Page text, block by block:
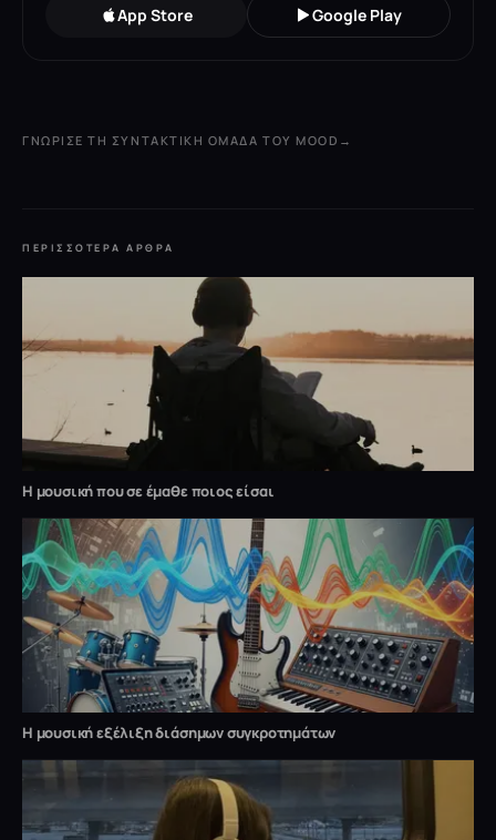
App Store Google Play
ΓΝΏΡΙΣΕ ΤΗ ΣΥΝΤΑΚΤΙΚΉ ΟΜΆΔΑ ΤΟΥ MOOD →
ΠΕΡΙΣΣΌΤΕΡΑ ΆΡΘΡΑ
Η μουσική που σε έμαθε ποιος είσαι
Η μουσική εξέλιξη διάσημων συγκροτημάτων